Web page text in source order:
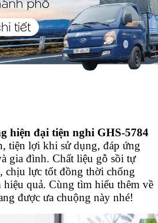
hiện đại tiện nghi GHS-5784
tiện lợi khi sử dụng, đáp ứng
gia đình. Chất liệu gỗ sồi tự
chịu lực tốt đồng thời chống
quả. Cùng tìm hiểu thêm về
được ưa chuộng này nhé!